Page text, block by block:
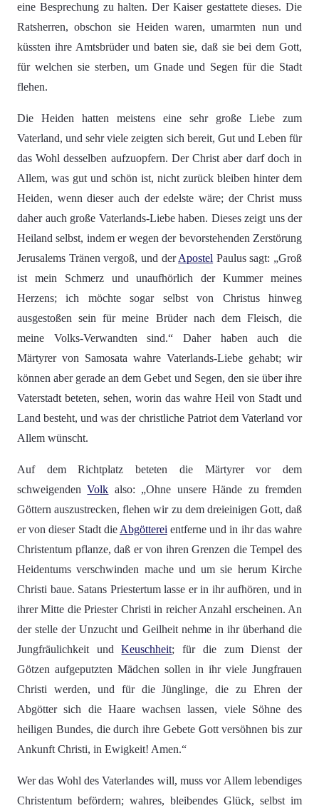
eine Besprechung zu halten. Der Kaiser gestattete dieses. Die
Ratsherren, obschon sie Heiden waren, umarmten nun und
küssten ihre Amtsbrüder und baten sie, daß sie bei dem Gott,
für welchen sie sterben, um Gnade und Segen für die Stadt
flehen.
Die Heiden hatten meistens eine sehr große Liebe zum
Vaterland, und sehr viele zeigten sich bereit, Gut und Leben für
das Wohl desselben aufzuopfern. Der Christ aber darf doch in
Allem, was gut und schön ist, nicht zurück bleiben hinter dem
Heiden, wenn dieser auch der edelste wäre; der Christ muss
daher auch große Vaterlands-Liebe haben. Dieses zeigt uns der
Heiland selbst, indem er wegen der bevorstehenden Zerstörung
Jerusalems Tränen vergoß, und derApostel Paulus sagt: „Groß
ist mein Schmerz und unaufhörlich der Kummer meines
Herzens; ich möchte sogar selbst von Christus hinweg
ausgestoßen sein für meine Brüder nach dem Fleisch, die
meine Volks-Verwandten sind.“ Daher haben auch die
Märtyrer von Samosata wahre Vaterlands-Liebe gehabt; wir
können aber gerade an dem Gebet und Segen, den sie über ihre
Vaterstadt beteten, sehen, worin das wahre Heil von Stadt und
Land besteht, und was der christliche Patriot dem Vaterland vor
Allem wünscht.
Auf dem Richtplatz beteten die Märtyrer vor dem
schweigendenVolk also: „Ohne unsere Hände zu fremden
Göttern auszustrecken, flehen wir zu dem dreieinigen Gott, daß
er von dieser Stadt die Abgötterei entferne und in ihr das wahre
Christentum pflanze, daß er von ihren Grenzen die Tempel des
Heidentums verschwinden mache und um sie herum Kirche
Christi baue. Satans Priestertum lasse er in ihr aufhören, und in
ihrer Mitte die Priester Christi in reicher Anzahl erscheinen. An
der stelle der Unzucht und Geilheit nehme in ihr überhand die
Jungfräulichkeit undKeuschheit; für die zum Dienst der
Götzen aufgeputzten Mädchen sollen in ihr viele Jungfrauen
Christi werden, und für die Jünglinge, die zu Ehren der
Abgötter sich die Haare wachsen lassen, viele Söhne des
heiligen Bundes, die durch ihre Gebete Gott versöhnen bis zur
Ankunft Christi, in Ewigkeit! Amen.“
Wer das Wohl des Vaterlandes will, muss vor Allem lebendiges
Christentum befördern; wahres, bleibendes Glück, selbst im